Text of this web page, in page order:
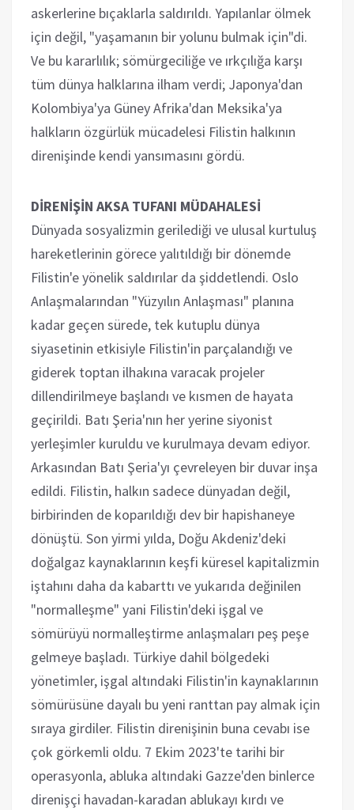
askerlerine bıçaklarla saldırıldı. Yapılanlar ölmek
için değil, "yaşamanın bir yolunu bulmak için"di.
Ve bu kararlılık; sömürgeciliğe ve ırkçılığa karşı
tüm dünya halklarına ilham verdi; Japonya'dan
Kolombiya'ya Güney Afrika'dan Meksika'ya
halkların özgürlük mücadelesi Filistin halkının
direnişinde kendi yansımasını gördü.
DİRENİŞİN AKSA TUFANI MÜDAHALESİ
Dünyada sosyalizmin gerilediği ve ulusal kurtuluş
hareketlerinin görece yalıtıldığı bir dönemde
Filistin'e yönelik saldırılar da şiddetlendi. Oslo
Anlaşmalarından "Yüzyılın Anlaşması" planına
kadar geçen sürede, tek kutuplu dünya
siyasetinin etkisiyle Filistin'in parçalandığı ve
giderek toptan ilhakına varacak projeler
dillendirilmeye başlandı ve kısmen de hayata
geçirildi. Batı Şeria'nın her yerine siyonist
yerleşimler kuruldu ve kurulmaya devam ediyor.
Arkasından Batı Şeria'yı çevreleyen bir duvar inşa
edildi. Filistin, halkın sadece dünyadan değil,
birbirinden de koparıldığı dev bir hapishaneye
dönüştü. Son yirmi yılda, Doğu Akdeniz'deki
doğalgaz kaynaklarının keşfi küresel kapitalizmin
iştahını daha da kabarttı ve yukarıda değinilen
"normalleşme" yani Filistin'deki işgal ve
sömürüyü normalleştirme anlaşmaları peş peşe
gelmeye başladı. Türkiye dahil bölgedeki
yönetimler, işgal altındaki Filistin'in kaynaklarının
sömürüsüne dayalı bu yeni ranttan pay almak için
sıraya girdiler. Filistin direnişinin buna cevabı ise
çok görkemli oldu. 7 Ekim 2023'te tarihi bir
operasyonla, abluka altındaki Gazze'den binlerce
direnişçi havadan-karadan ablukayı kırdı ve